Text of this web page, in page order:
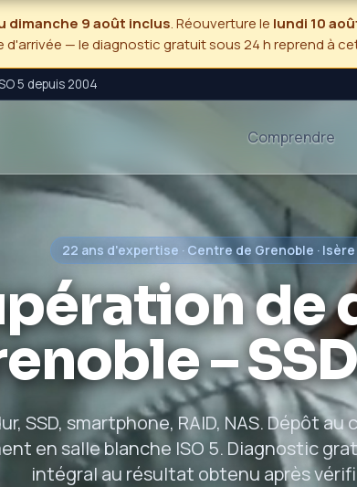
dimanche 9 août inclus. Réouverture le lundi 10
d'arrivée — le diagnostic gratuit sous 24 h reprend à
5 depuis 2004
Comprendre
22 ans d'expertise · Centre de Grenoble ·
de
–
SSD, smartphone, RAID, NAS. Dépôt
en salle blanche ISO 5. Diagnostic
intégral au résultat obtenu après